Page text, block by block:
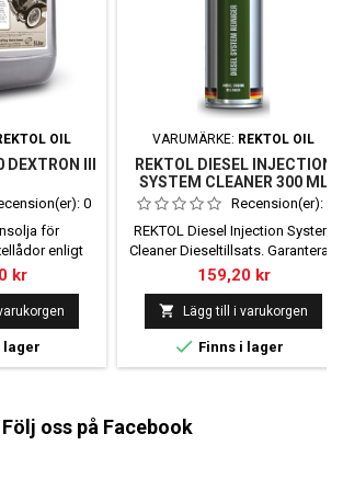
OIL
DEXTRON III
0
för
enligt
GM Dexron
H, Allison C-4
236.1, 236.5
kr
lager
VARUMÄRKE: REKTOL OIL
REKTOL DIESEL INJECTION
SYSTEM CLEANER 300 ML
Recension(er):
REKTOL Diesel Injection System
Cleaner Dieseltillsats. Garanterad
omedelbar systemrengöring av
dieselinsprutningssystem på
fordon med och utan
dieselpartikelfilter. Tar bort
avlagringar i hela
dieselinsprutningssystemet.
Pris
159,20 kr
 Lägg till i varukorgen
 Finns i lager
Följ oss på Facebook